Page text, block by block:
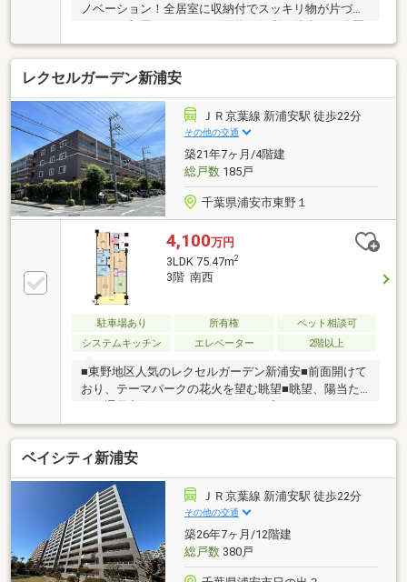
ノベーション！全居室に収納付でスッキリ物が片づけ
られ、お部屋もきれいに！買物に便利な徒歩１０分圏
内に充実施設。暮らしやすい環境！オートロック、宅
配ボックス、食洗器など設備付きで快適な生活！
レクセルガーデン新浦安
ＪＲ京葉線 新浦安駅 徒歩22分
その他の交通
築21年7ヶ月/4階建
総戸数185戸
千葉県浦安市東野１
4,100万円
3LDK 75.47m2
3階 南西
駐車場あり 所有権
ペット相談可
システムキッチン
エレベーター 2階以上
■東野地区人気のレクセルガーデン新浦安■前面開けて
おり、テーマパークの花火を望む眺望■眺望、陽当た
り、通風良好■75.47㎡、3LDKタイプ■オートロック、
宅配ボックスあり■ペット飼育可（規約あり）レクセ
ルガーデン新浦安から南西向き3階のお部屋が売りに
出ました。前面は低層住宅のため視界が開けており、
テーマパークの花火を望むことができます。お子さま
の通学やお買い物にも便利な立地です。是非ご覧にな
ってご検討ください。
ベイシティ新浦安
ＪＲ京葉線 新浦安駅 徒歩22分
その他の交通
築26年7ヶ月/12階建
総戸数380戸